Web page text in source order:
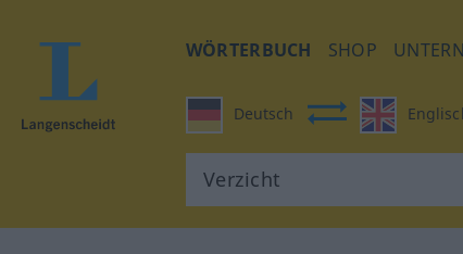
WÖRTERBUCH SHOP
Deutsch